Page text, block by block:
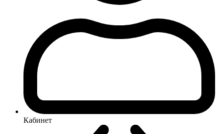
Кабинет